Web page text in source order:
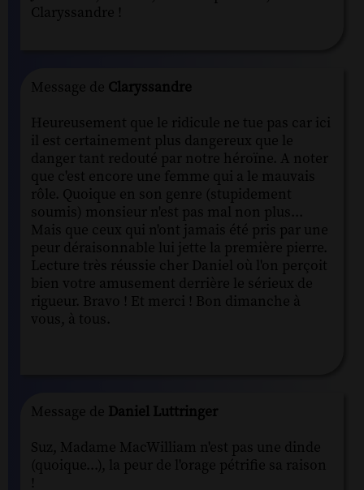
Claryssandre !
Message de Claryssandre
Heureusement que le ridicule ne tue pas car ici
il est certainement plus dangereux que le
danger tant redouté par notre héroïne. A noter
que c'est encore une femme qui a le mauvais
rôle. Quoique en son genre (stupidement
soumis) monsieur n'est pas mal non plus...
Mais que ceux qui n'ont jamais été pris par une
peur déraisonnable lui jette la première pierre.
Lecture très réussie cher Daniel où l'on perçoit
bien votre amusement derrière le sérieux de
rigueur. Bravo ! Et merci ! Bon dimanche à
vous, à tous.
Message de Daniel Luttringer
Suz, Madame MacWilliam n'est pas une dinde
(quoique...), la peur de l'orage pétrifie sa raison
!